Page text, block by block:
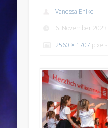
Vanessa Ehlke
6. November 2023
2560 × 1707 pixels